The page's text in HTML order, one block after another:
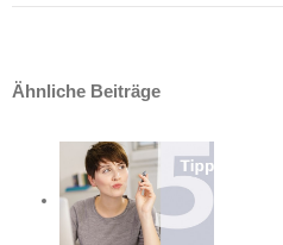
Ähnliche Beiträge